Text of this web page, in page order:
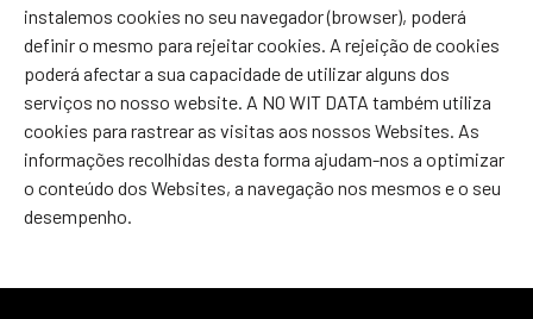
instalemos cookies no seu navegador (browser), poderá
definir o mesmo para rejeitar cookies. A rejeição de cookies
poderá afectar a sua capacidade de utilizar alguns dos
serviços no nosso website. A NO WIT DATA também utiliza
cookies para rastrear as visitas aos nossos Websites. As
informações recolhidas desta forma ajudam-nos a optimizar
o conteúdo dos Websites, a navegação nos mesmos e o seu
desempenho.